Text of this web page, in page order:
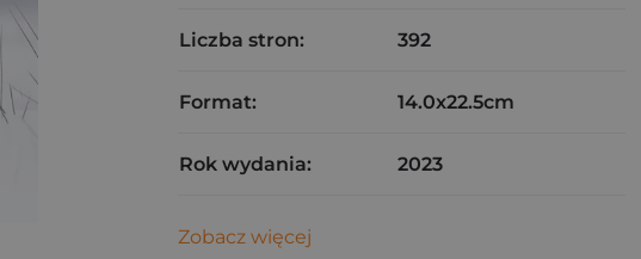
Liczba stron: 392
Format: 14.0x22.5cm
Rok wydania: 2023
Zobacz więcej